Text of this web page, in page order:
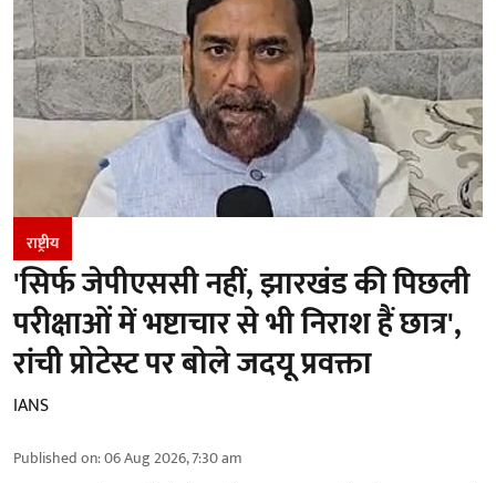
राष्ट्रीय
'सिर्फ जेपीएससी नहीं, झारखंड की पिछली
परीक्षाओं में भष्टाचार से भी निराश हैं छात्र',
रांची प्रोटेस्ट पर बोले जदयू प्रवक्ता
IANS
Published on:06 Aug 2026, 7:30 am